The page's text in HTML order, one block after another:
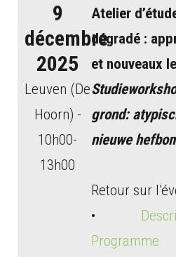
9
décembre
2025
Leuven (De
Hoorn) -
10h00-
13h00
Atelier
dégradé :
et nouveaux
grond:
nieuwe
Retour sur
•
Programme